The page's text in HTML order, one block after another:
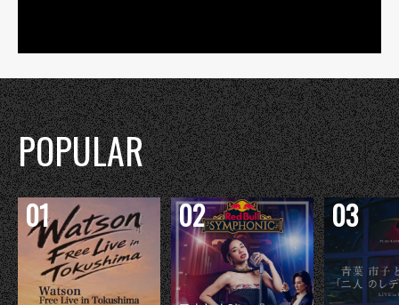
POPULAR